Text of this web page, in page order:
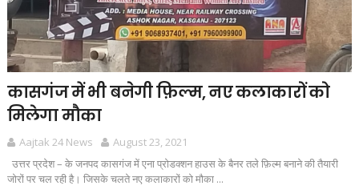
कासगंज में भी बनेगी फ़िल्म, नए कलाकारों को
मिलेगा मौका
Aajtak 24 News
August 23, 2021
उत्तर प्रदेश – के जनपद कासगंज में एना प्रोडक्शन हाउस के बैनर तले फ़िल्म बनाने की तैयारी
जोरों पर चल रही है। जिसके चलते नए कलाकारों को मौका ...